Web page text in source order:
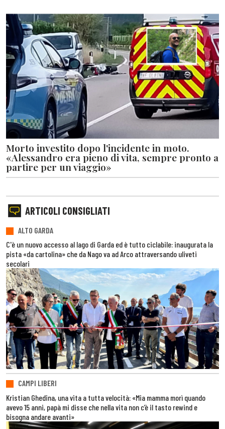
Morto investito dopo l'incidente in moto.
«Alessandro era pieno di vita, sempre pronto a
partire per un viaggio»
ARTICOLI CONSIGLIATI
ALTO GARDA
C'è un nuovo accesso al lago di Garda ed è tutto ciclabile: inaugurata la
pista «da cartolina» che da Nago va ad Arco attraversando uliveti
secolari
CAMPI LIBERI
Kristian Ghedina, una vita a tutta velocità: «Mia mamma morì quando
avevo 15 anni, papà mi disse che nella vita non c’è il tasto rewind e
bisogna andare avanti»